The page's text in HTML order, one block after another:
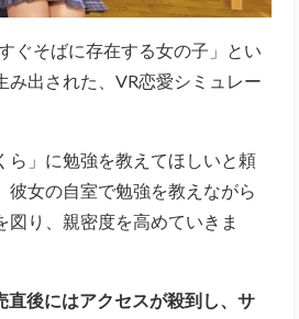
ぐそばに存在する女の子」とい
み出された、VR恋愛シミュレー
ら」に勉強を教えてほしいと頼
彼女の自室で勉強を教えながら
図り、親密度を高めていきま
直後にはアクセスが殺到し、サ